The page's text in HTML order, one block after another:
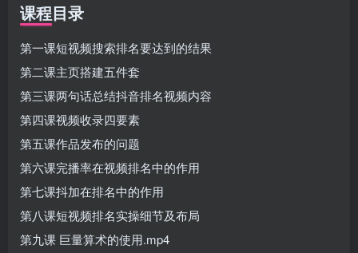
课程目录
第一课短视频搜索排名要达到的结果
第二课主页搭建五件套
第三课两句话总结抖音排名视频内容
第四课视频收录四要素
第五课作品发布的问题
第六课完播率在视频排名中的作用
第七课抖加在排名中的作用
第八课短视频排名实操细节及布局
第九课 巨量算术的使用.mp4